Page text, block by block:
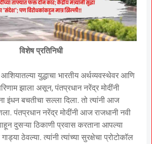
विशेष प्रतिनिधी
युद्धाचा भारतीय अर्थव्यवस्थेवर आणि
झाला असून, पंतप्रधान नरेंद्र मोदींनी
इंधन बचतीचा सल्ला दिला. तो त्यांनी आज
पंतप्रधान नरेंद्र मोदींनी आज राजधानी नवी
दुसऱ्या ठिकाणी प्रवास करताना आपल्या
ठेवल्या. त्यांनी त्यांच्या सुरक्षेचा प्रोटोकॉल